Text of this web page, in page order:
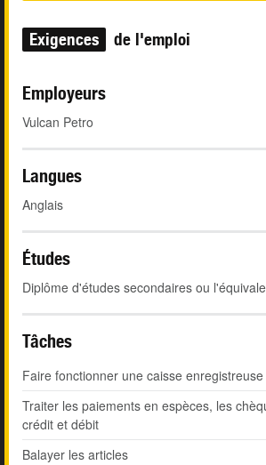
Exigences de l'emploi
Employeurs
Vulcan Petro
Langues
Anglais
Études
Diplôme d'études secondaires ou
Tâches
Faire fonctionner une caisse enregistreuse
Traiter les paiements en espèces, les
crédit et débit
Balayer les articles